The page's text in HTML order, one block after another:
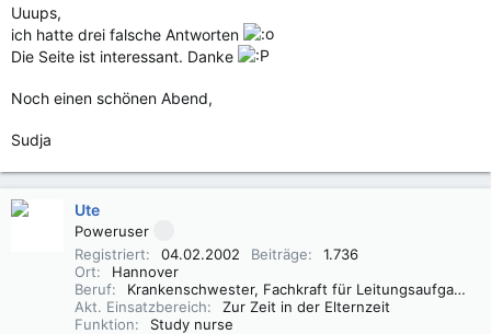
Uuups,
ich hatte drei falsche Antworten
Die Seite ist interessant. Danke
Noch einen schönen Abend,
Sudja
Ute
Poweruser
Registriert
04.02.2002 Beiträge
1.736
Ort
Hannover
Beruf
Krankenschwester, Fachkraft für Leitungsaufgaben in der Pflege (FLP)
Akt. Einsatzbereich
Zur Zeit in der Elternzeit
Funktion
Study nurse